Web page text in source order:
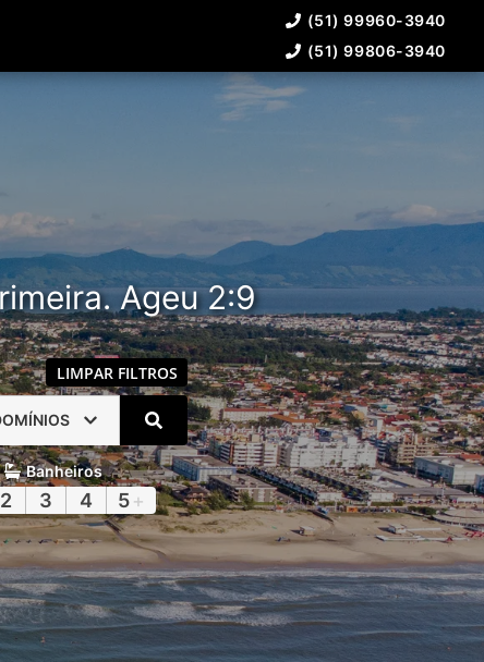
(51) 99960-3940
(51) 99806-3940
Ageu 2:9
LIMPAR FILTROS
Banheiros
2 3 4 5+